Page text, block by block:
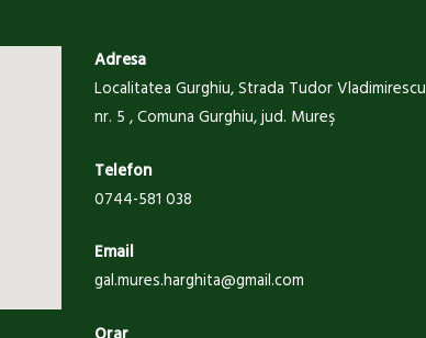
Adresa
Localitatea Gurghiu, Strada Tudor Vladimirescu
nr. 5 , Comuna Gurghiu, jud. Mureş
Telefon
0744-581 038
Email
gal.mures.harghita@gmail.com